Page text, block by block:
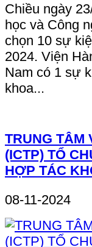
Chiều ngày
học và Công
chọn 10 sự
2024. Viện
Nam có 1 sự
khoa...
TRUNG TÂM
(ICTP) TỔ
HỢP TÁC
08-11-2024